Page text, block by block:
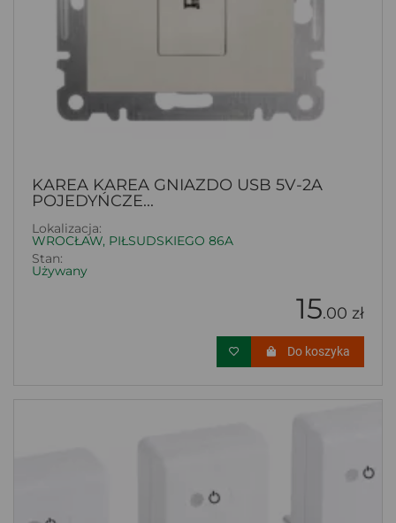
KAREA KAREA GNIAZDO USB 5V-2A
POJEDYŃCZE...
Lokalizacja:
WROCŁAW, PIŁSUDSKIEGO 86A
Stan:
Używany
15.00 zł
Do koszyka